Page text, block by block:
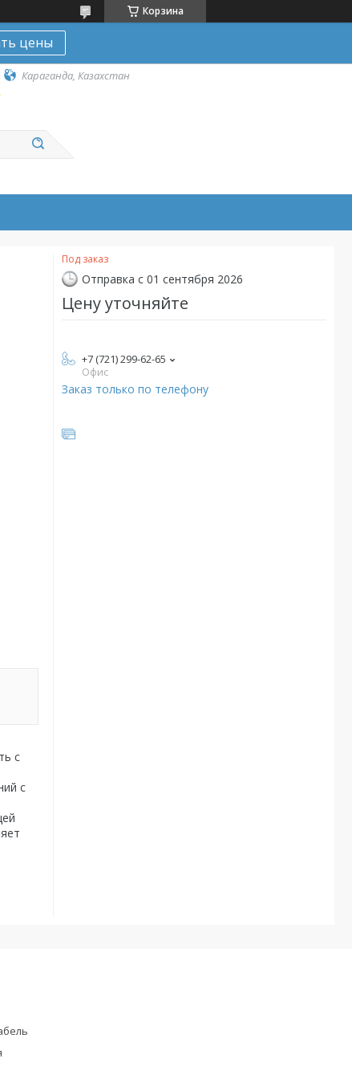
Корзина
цены
Караганда, Казахстан
с
с
Под заказ
Отправка с 01 сентября 2026
Цену уточняйте
+7 (721) 299-62-65
Офис
Заказ только по телефону